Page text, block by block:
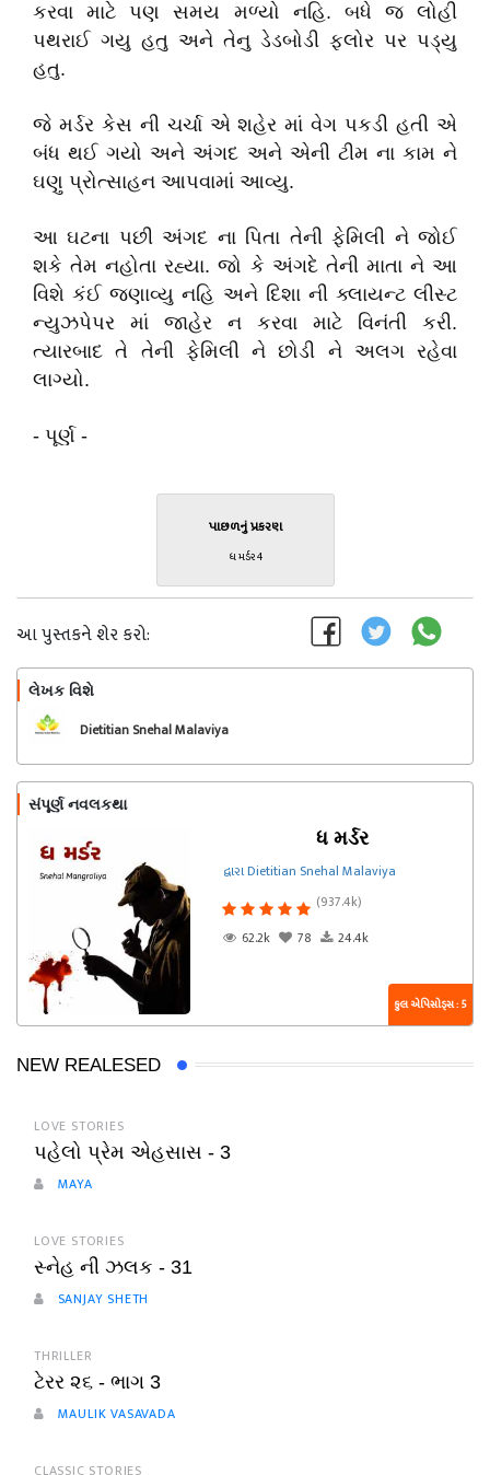
કરવા માટે પણ સમય મળ્યો નહિ. બધે જ લોહી
પથરાઈ ગયુ હતુ અને તેનુ ડેડબોડી ફલોર પર પડ્યુ
હતુ.
જે મર્ડર કેસ ની ચર્ચા એ શહેર માં વેગ પકડી હતી એ
બંધ થઈ ગયો અને અંગદ અને એની ટીમ ના કામ ને
ઘણુ પ્રોત્સાહન આપવામાં આવ્યુ.
આ ઘટના પછી અંગદ ના પિતા તેની ફેમિલી ને જોઈ
શકે તેમ નહોતા રહ્યા. જો કે અંગદે તેની માતા ને આ
વિશે કંઈ જણાવ્યુ નહિ અને દિશા ની ક્લાયન્ટ લીસ્ટ
ન્યુઝપેપર માં જાહેર ન કરવા માટે વિનંતી કરી.
ત્યારબાદ તે તેની ફેમિલી ને છોડી ને અલગ રહેવા
લાગ્યો.
- પૂર્ણ -
પાછળનું પ્રકરણ
ધ મર્ડર 4
આ પુસ્તકને શેર કરો:
લેખક વિશે
Dietitian Snehal Malaviya
સંપૂર્ણ નવલકથા
ધ મર્ડર
દ્વારા Dietitian Snehal Malaviya
(937.4k)
62.2k
78 24.4k
કુલ એપિસોડ્સ : 5
NEW REALESED
LOVE STORIES
પહેલો પ્રેમ એહસાસ - 3
MAYA
LOVE STORIES
સ્નેહ ની ઝલક - 31
SANJAY SHETH
THRILLER
ટેરર ૨૬ - ભાગ 3
MAULIK VASAVADA
CLASSIC STORIES